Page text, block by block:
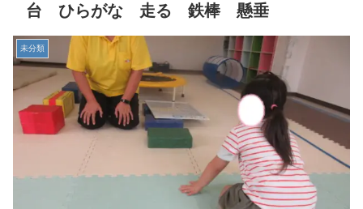
台 ひらがな 走る 鉄棒 懸垂
未分類